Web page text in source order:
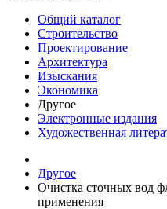
Общий каталог
Строительство
Проектирование
Архитектура
Изыскания
Экономика
Другое
Электронные издания
Художественная
Другое
Очистка сточных вод
применения